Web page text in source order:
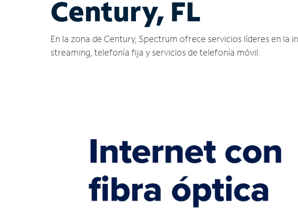
Century, FL
En la zona de Century, Spectrum ofrece servicios líderes en
streaming, telefonía fija y servicios de telefonía móvil.